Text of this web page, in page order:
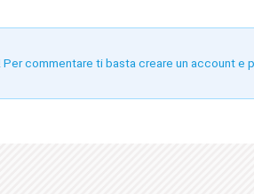
commentare ti basta creare un account e